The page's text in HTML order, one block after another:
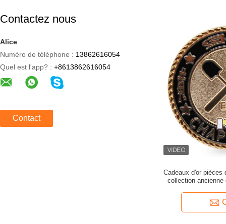
Contactez nous
Alice
Numéro de téléphone : 13862616054
Quel est l'app? : +8613862616054
Contact
Cadeaux d'or pièces
collection